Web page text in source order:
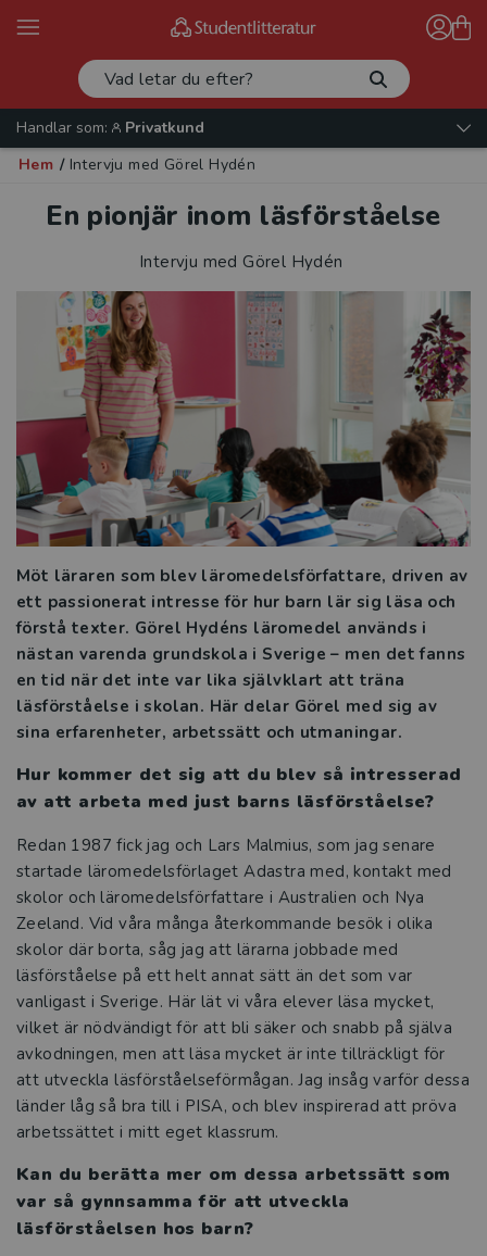
Handlar som:
Privatkund
Hem / Intervju med Görel Hydén
En pionjär inom läsförståelse
Intervju med Görel Hydén
Möt läraren som blev läromedelsförfattare, driven av
ett passionerat intresse för hur barn lär sig läsa och
förstå texter. Görel Hydéns läromedel används i
nästan varenda grundskola i Sverige – men det fanns
en tid när det inte var lika självklart att träna
läsförståelse i skolan. Här delar Görel med sig av
sina erfarenheter, arbetssätt och utmaningar.
Hur kommer det sig att du blev så intresserad
av att arbeta med just barns läsförståelse?
Redan 1987 fick jag och Lars Malmius, som jag senare
startade läromedelsförlaget Adastra med, kontakt med
skolor och läromedelsförfattare i Australien och Nya
Zeeland. Vid våra många återkommande besök i olika
skolor där borta, såg jag att lärarna jobbade med
läsförståelse på ett helt annat sätt än det som var
vanligast i Sverige. Här lät vi våra elever läsa mycket,
vilket är nödvändigt för att bli säker och snabb på själva
avkodningen, men att läsa mycket är inte tillräckligt för
att utveckla läsförståelseförmågan. Jag insåg varför dessa
länder låg så bra till i PISA, och blev inspirerad att pröva
arbetssättet i mitt eget klassrum.
Kan du berätta mer om dessa arbetssätt som
var så gynnsamma för att utveckla
läsförståelsen hos barn?